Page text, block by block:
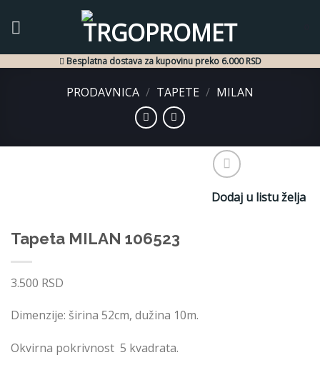
Besplatna dostava za kupovinu preko 6.000 RSD
PRODAVNICA / TAPETE / MILAN
Dodaj u listu želja
Tapeta MILAN 106523
3.500 RSD
Dimenzije: širina 52cm, dužina 10m.
Okvirna pokrivnost 5 kvadrata.